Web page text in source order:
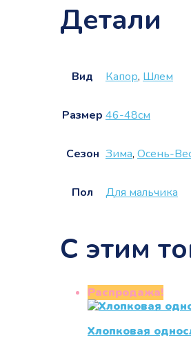
Детали
Вид Капор, Шлем
Размер 46-48см
Сезон Зима, Осень-
Пол Для мальчика
С этим
Распродажа!
Хлопковая